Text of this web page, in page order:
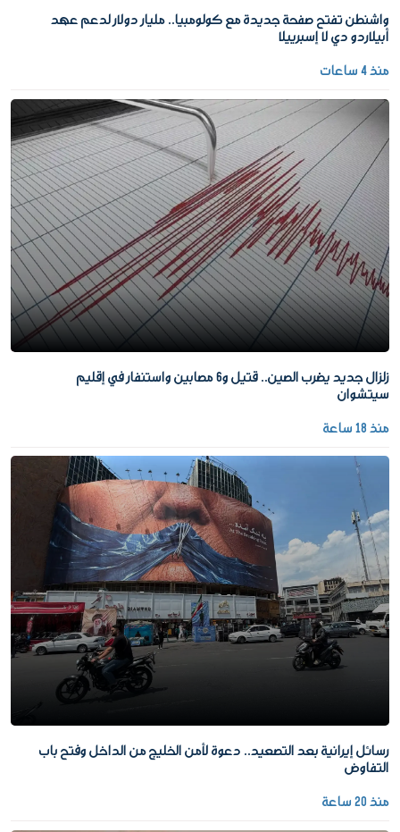
واشنطن تفتح صفحة جديدة مع كولومبيا.. مليار دولار لدعم عهد
أبيلاردو دي لا إسبرييلا
منذ 4 ساعات
زلزال جديد يضرب الصين.. قتيل و6 مصابين واستنفار في إقليم
سيتشوان
منذ 18 ساعة
رسائل إيرانية بعد التصعيد.. دعوة لأمن الخليج من الداخل وفتح باب
التفاوض
منذ 20 ساعة